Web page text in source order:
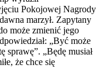
Pokojowej Nagrody
marzył. Zapytany
może zmienić jego
„Być może
sprawę”. „Będę musiał
że chce się